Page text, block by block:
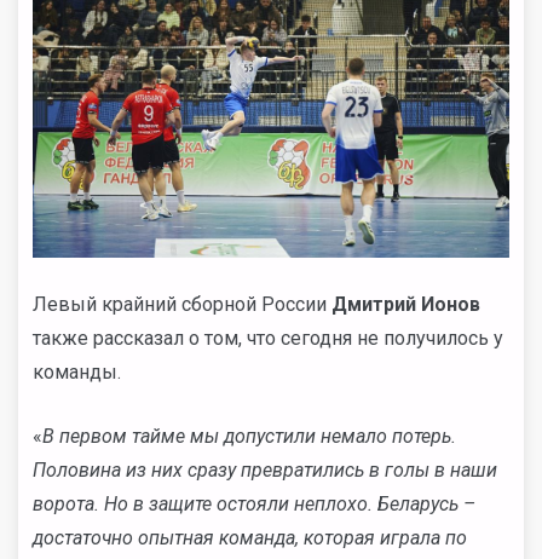
Левый крайний сборной России Дмитрий Ионов
также рассказал о том, что сегодня не получилось у
команды.
«В первом тайме мы допустили немало потерь.
Половина из них сразу превратились в голы в наши
ворота. Но в защите остояли неплохо. Беларусь –
достаточно опытная команда, которая играла по